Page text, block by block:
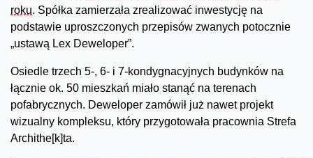
roku. Spółka zamierzała zrealizować inwestycję na
podstawie uproszczonych przepisów zwanych potocznie
„ustawą Lex Deweloper”.
Osiedle trzech 5-, 6- i 7-kondygnacyjnych budynków na
łącznie ok. 50 mieszkań miało stanąć na terenach
pofabrycznych. Deweloper zamówił już nawet projekt
wizualny kompleksu, który przygotowała pracownia Strefa
Archithe[k]ta.